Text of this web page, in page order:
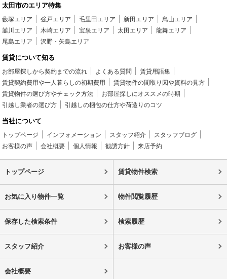
太田市のエリア特集
藪塚エリア 強戸エリア 毛里田エリア 新田エリア
鳥山エリア
韮川エリア
木崎エリア 宝泉エリア 太田エリア
龍舞エリア
尾島エリア
沢野・矢島エリア
賃貸について知る
お部屋探しから契約までの流れ よくある質問
賃貸用語集
賃貸契約費用や一人暮らしの初期費用
賃貸物件の間取り図や資料の見方
賃貸物件の選び方やチェック方法
お部屋探しにオススメの時期
引越し業者の選び方
引越しの梱包の仕方や荷造りのコツ
当社について
トップページ インフォメーション スタッフ紹介
スタッフブログ
お客様の声
会社概要 個人情報 勧誘方針 来店予約
トップページ 賃貸物件検索
お気に入り物件一覧 物件閲覧履歴
保存した検索条件 検索履歴
スタッフ紹介 お客様の声
会社概要